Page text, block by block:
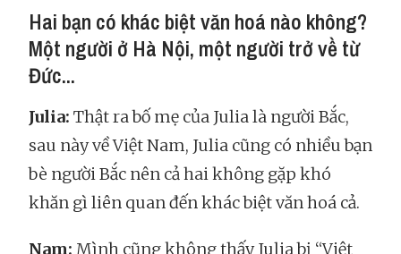
Hai bạn có khác biệt văn hoá nào không?
Một người ở Hà Nội, một người trở về từ
Đức...
Julia: Thật ra bố mẹ của Julia là người Bắc,
sau này về Việt Nam, Julia cũng có nhiều bạn
bè người Bắc nên cả hai không gặp khó
khăn gì liên quan đến khác biệt văn hoá cả.
Nam: Mình cũng không thấy Julia bị “Việt